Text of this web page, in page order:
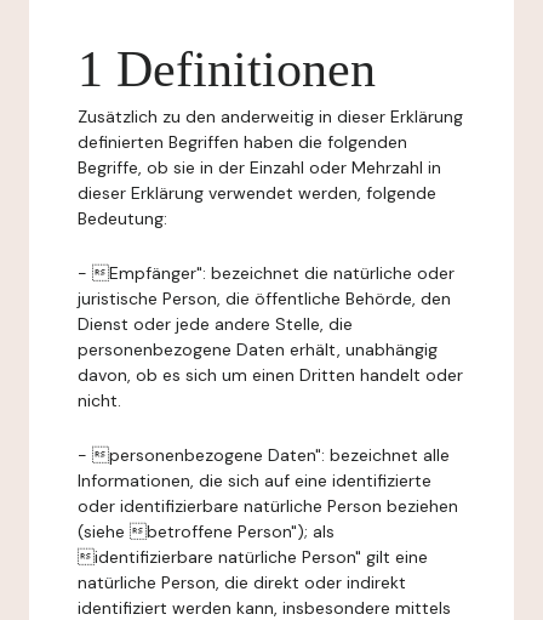
1 Definitionen
Zusätzlich zu den anderweitig in dieser Erklärung
definierten Begriffen haben die folgenden
Begriffe, ob sie in der Einzahl oder Mehrzahl in
dieser Erklärung verwendet werden, folgende
Bedeutung:
- Empfänger": bezeichnet die natürliche oder
juristische Person, die öffentliche Behörde, den
Dienst oder jede andere Stelle, die
personenbezogene Daten erhält, unabhängig
davon, ob es sich um einen Dritten handelt oder
nicht.
- personenbezogene Daten": bezeichnet alle
Informationen, die sich auf eine identifizierte
oder identifizierbare natürliche Person beziehen
(siehe betroffene Person"); als
identifizierbare natürliche Person" gilt eine
natürliche Person, die direkt oder indirekt
identifiziert werden kann, insbesondere mittels